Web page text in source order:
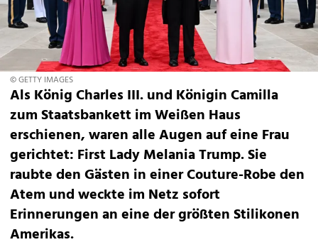
© GETTY IMAGES
Als König Charles III. und Königin Camilla
zum Staatsbankett im Weißen Haus
erschienen, waren alle Augen auf eine Frau
gerichtet: First Lady Melania Trump. Sie
raubte den Gästen in einer Couture-Robe den
Atem und weckte im Netz sofort
Erinnerungen an eine der größten Stilikonen
Amerikas.